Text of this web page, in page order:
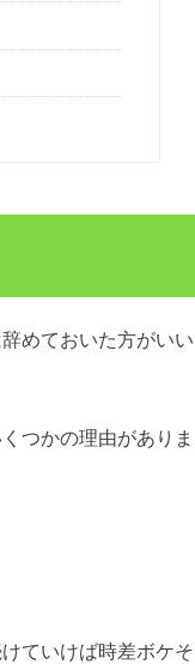
めておいた方がいい
つかの理由がありま
ていけば時差ボケそ